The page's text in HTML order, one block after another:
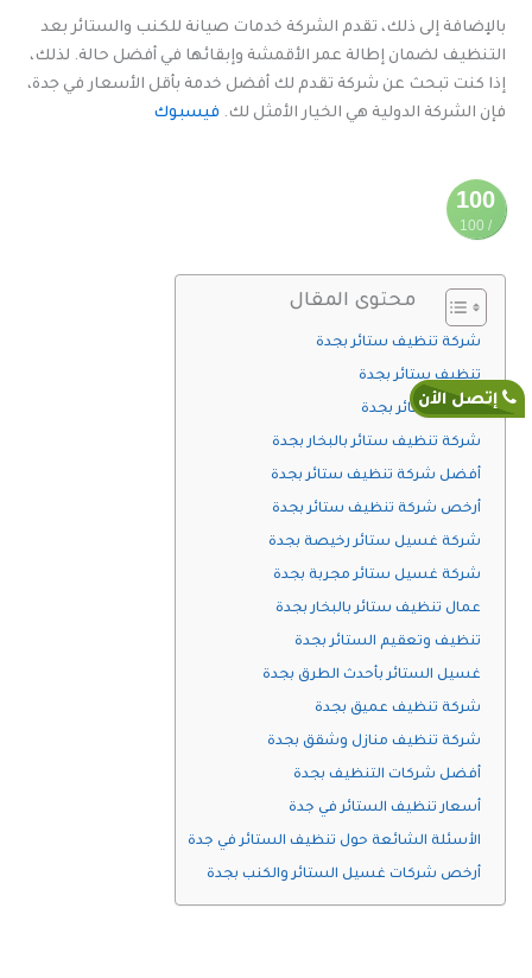
بالإضافة إلى ذلك، تقدم الشركة خدمات صيانة للكنب والستائر بعد
التنظيف لضمان إطالة عمر الأقمشة وإبقائها في أفضل حالة. لذلك،
إذا كنت تبحث عن شركة تقدم لك أفضل خدمة بأقل الأسعار في جدة،
فإن الشركة الدولية هي الخيار الأمثل لك. فيسبوك
100
/ 100
نتيجة
تحسين
البحث
محتوى المقال
شركة تنظيف ستائر بجدة
تنظيف ستائر بجدة
غسيل ستائر بجدة
شركة تنظيف ستائر بالبخار بجدة
أفضل شركة تنظيف ستائر بجدة
أرخص شركة تنظيف ستائر بجدة
شركة غسيل ستائر رخيصة بجدة
شركة غسيل ستائر مجربة بجدة
عمال تنظيف ستائر بالبخار بجدة
تنظيف وتعقيم الستائر بجدة
غسيل الستائر بأحدث الطرق بجدة
شركة تنظيف عميق بجدة
شركة تنظيف منازل وشقق بجدة
أفضل شركات التنظيف بجدة
أسعار تنظيف الستائر في جدة
الأسئلة الشائعة حول تنظيف الستائر في جدة
أرخص شركات غسيل الستائر والكنب بجدة
إتصل الأن